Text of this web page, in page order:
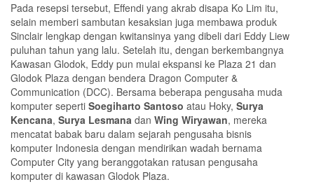
Pada resepsi tersebut, Effendi yang akrab disapa Ko Lim itu,
selain memberi sambutan kesaksian juga membawa produk
Sinclair lengkap dengan kwitansinya yang dibeli dari Eddy Liew
puluhan tahun yang lalu. Setelah itu, dengan berkembangnya
Kawasan Glodok, Eddy pun mulai ekspansi ke Plaza 21 dan
Glodok Plaza dengan bendera Dragon Computer &
Communication (DCC). Bersama beberapa pengusaha muda
komputer seperti Soegiharto Santoso atau Hoky, Surya
Kencana, Surya Lesmana dan Wing Wiryawan, mereka
mencatat babak baru dalam sejarah pengusaha bisnis
komputer Indonesia dengan mendirikan wadah bernama
Computer City yang beranggotakan ratusan pengusaha
komputer di kawasan Glodok Plaza.